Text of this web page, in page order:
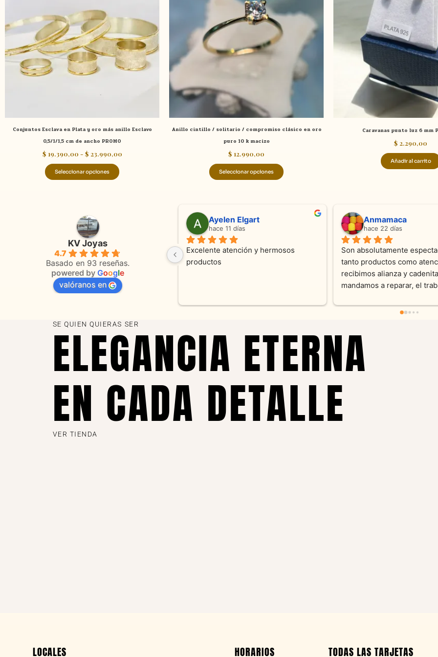
Conjuntos Esclava en Plata y oro más anillo Esclavo
0,5/1/1,5 cm de ancho PROMO
$ 19.390,00 - $ 23.990,00
$ 23.990,00
Seleccionar opciones
variantes.
opciones
se
pueden
elegir
producto
Anillo cintillo / solitario / compromiso clásico en oro
puro 10 k macizo
$ 12.990,00
Seleccionar opciones
variantes.
opciones
pueden
elegir
producto
Caravanas punto luz 6 mm
$ 2.290,00
Añadir al carrito
KV Joyas
4.7
Basado en 93 reseñas.
powered by Google
valóranos en
espectaculares
como atencion. Hoy
y cadenita que
el trabajo fue
Adriana Ghisoli
Muy buena atención, con amabilidad y
orientaciones convenientes
Sandra Ramos
Excelente atención !!!!!Nos asesoraron
en todo momento con dedicación.
sus
SE QUIEN QUIERAS SER
ELEGANCIA ETERNA
EN CADA DETALLE
VER TIENDA
LOCALES HORARIOS TODAS LAS TARJETAS